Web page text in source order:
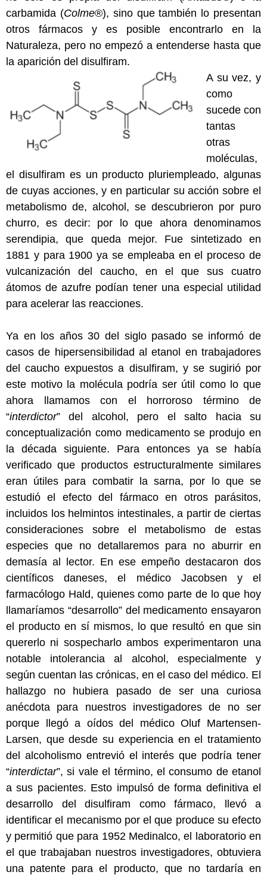
carbamida (Colme®), sino que también lo presentan
otros fármacos y es posible encontrarlo en la
Naturaleza, pero no empezó a entenderse hasta que
la aparición del disulfiram.
A su vez, y
como
sucede con
tantas
otras
moléculas,
el disulfiram es un producto pluriempleado, algunas
de cuyas acciones, y en particular su acción sobre el
metabolismo de, alcohol, se descubrieron por puro
churro, es decir: por lo que ahora denominamos
serendipia, que queda mejor. Fue sintetizado en
1881 y para 1900 ya se empleaba en el proceso de
vulcanización del caucho, en el que sus cuatro
átomos de azufre podían tener una especial utilidad
para acelerar las reacciones.
Ya en los años 30 del siglo pasado se informó de
casos de hipersensibilidad al etanol en trabajadores
del caucho expuestos a disulfiram, y se sugirió por
este motivo la molécula podría ser útil como lo que
ahora llamamos con el horroroso término de
“interdictor” del alcohol, pero el salto hacia su
conceptualización como medicamento se produjo en
la década siguiente. Para entonces ya se había
verificado que productos estructuralmente similares
eran útiles para combatir la sarna, por lo que se
estudió el efecto del fármaco en otros parásitos,
incluidos los helmintos intestinales, a partir de ciertas
consideraciones sobre el metabolismo de estas
especies que no detallaremos para no aburrir en
demasía al lector. En ese empeño destacaron dos
científicos daneses, el médico Jacobsen y el
farmacólogo Hald, quienes como parte de lo que hoy
llamaríamos “desarrollo” del medicamento ensayaron
el producto en sí mismos, lo que resultó en que sin
quererlo ni sospecharlo ambos experimentaron una
notable intolerancia al alcohol, especialmente y
según cuentan las crónicas, en el caso del médico. El
hallazgo no hubiera pasado de ser una curiosa
anécdota para nuestros investigadores de no ser
porque llegó a oídos del médico Oluf Martensen-
Larsen, que desde su experiencia en el tratamiento
del alcoholismo entrevió el interés que podría tener
“interdictar”, si vale el término, el consumo de etanol
a sus pacientes. Esto impulsó de forma definitiva el
desarrollo del disulfiram como fármaco, llevó a
identificar el mecanismo por el que produce su efecto
y permitió que para 1952 Medinalco, el laboratorio en
el que trabajaban nuestros investigadores, obtuviera
una patente para el producto, que no tardaría en